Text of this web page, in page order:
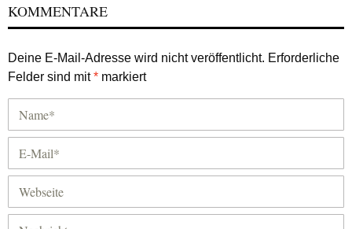
KOMMENTARE
Deine E-Mail-Adresse wird nicht veröffentlicht. Erforderliche
Felder sind mit* markiert